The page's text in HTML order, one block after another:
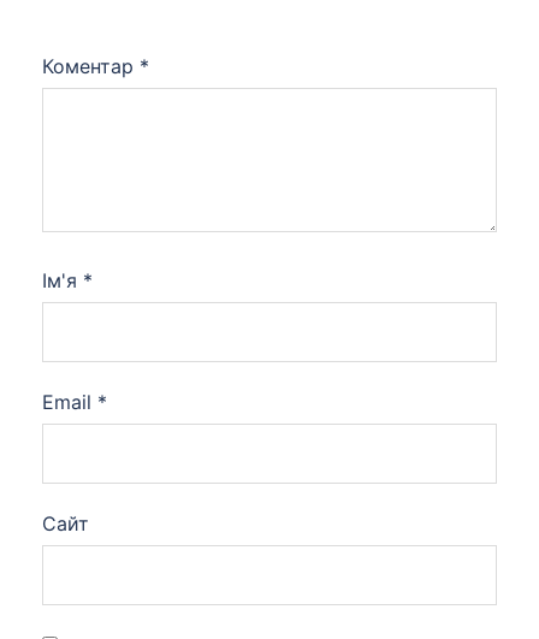
Коментар *
Ім'я *
Email *
Сайт